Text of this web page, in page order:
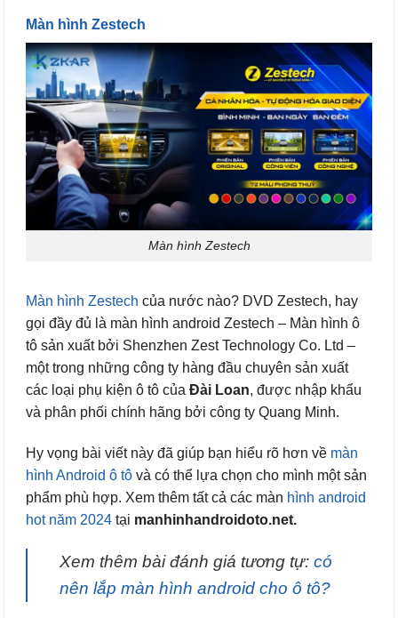
Màn hình Zestech
Màn hình Zestech
Màn hình Zestech của nước nào? DVD Zestech, hay
gọi đầy đủ là màn hình android Zestech – Màn hình ô
tô sản xuất bởi Shenzhen Zest Technology Co. Ltd –
một trong những công ty hàng đầu chuyên sản xuất
các loại phụ kiện ô tô của Đài Loan, được nhập khẩu
và phân phối chính hãng bởi công ty Quang Minh.
Hy vọng bài viết này đã giúp bạn hiểu rõ hơn về màn
hình Android ô tô và có thể lựa chọn cho mình một sản
phẩm phù hợp. Xem thêm tất cả các màn hình android
hot năm 2024 tại manhinhandroidoto.net.
Xem thêm bài đánh giá tương tự: có
nên lắp màn hình android cho ô tô?